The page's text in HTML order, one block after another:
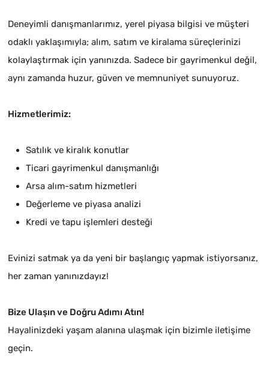
Deneyimli danışmanlarımız, yerel piyasa bilgisi ve müşteri
odaklı yaklaşımıyla; alım, satım ve kiralama süreçlerinizi
kolaylaştırmak için yanınızda. Sadece bir gayrimenkul değil,
aynı zamanda huzur, güven ve memnuniyet sunuyoruz.
Hizmetlerimiz:
Satılık ve kiralık konutlar
Ticari gayrimenkul danışmanlığı
Arsa alım-satım hizmetleri
Değerleme ve piyasa analizi
Kredi ve tapu işlemleri desteği
Evinizi satmak ya da yeni bir başlangıç yapmak istiyorsanız,
her zaman yanınızdayız!
Bize Ulaşın ve Doğru Adımı Atın!
Hayalinizdeki yaşam alanına ulaşmak için bizimle iletişime
geçin.